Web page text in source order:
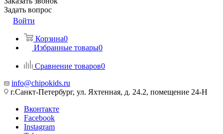
Задать вопрос
Войти
Корзина0
Избранные товары0
Сравнение товаров0
info@chipokids.ru
г.Санкт-Петербург, ул. Яхтенная, д. 24.2, помещение 24-Н
Вконтакте
Facebook
Instagram